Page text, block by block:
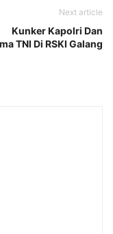
Next article
Kunker Kapolri Dan
TNI Di RSKI Galang